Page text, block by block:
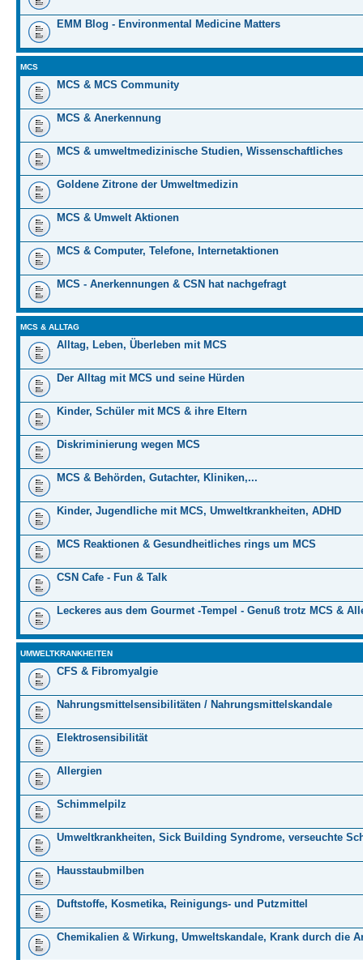
EMM Blog - Environmental Medicine Matters
MCS
MCS & MCS Community
MCS & Anerkennung
MCS & umweltmedizinische Studien, Wissenschaftliches
Goldene Zitrone der Umweltmedizin
MCS & Umwelt Aktionen
MCS & Computer, Telefone, Internetaktionen
MCS - Anerkennungen & CSN hat nachgefragt
MCS & ALLTAG
Alltag, Leben, Überleben mit MCS
Der Alltag mit MCS und seine Hürden
Kinder, Schüler mit MCS & ihre Eltern
Diskriminierung wegen MCS
MCS & Behörden, Gutachter, Kliniken,...
Kinder, Jugendliche mit MCS, Umweltkrankheiten, ADHD
MCS Reaktionen & Gesundheitliches rings um MCS
CSN Cafe - Fun & Talk
Leckeres aus dem Gourmet -Tempel - Genuß trotz MCS &
UMWELTKRANKHEITEN
CFS & Fibromyalgie
Nahrungsmittelsensibilitäten / Nahrungsmittelskandale
Elektrosensibilität
Allergien
Schimmelpilz
Umweltkrankheiten, Sick Building Syndrome, verseuchte
Hausstaubmilben
Duftstoffe, Kosmetika, Reinigungs- und Putzmittel
Chemikalien & Wirkung, Umweltskandale, Krank durch die